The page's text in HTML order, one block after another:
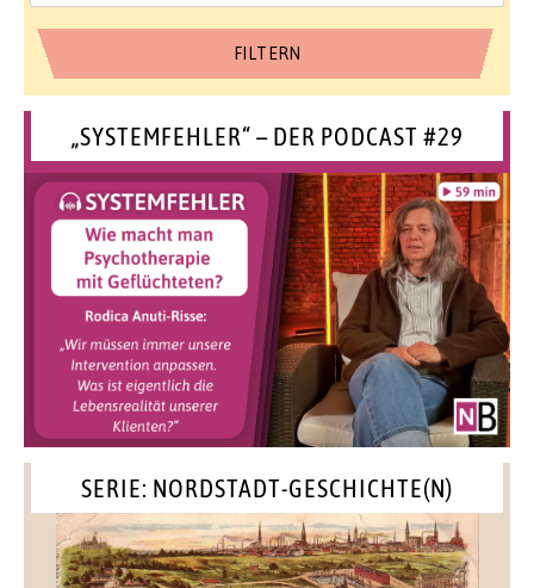
„SYSTEMFEHLER“ – DER PODCAST #29
SERIE: NORDSTADT-GESCHICHTE(N)